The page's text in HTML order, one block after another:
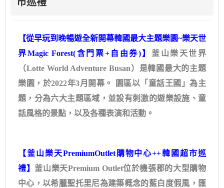
【從早玩到晚暢遊全新開幕韓國最大主題樂園~樂天世
界Magic Forest(含門票+自由券)】釜山樂天世界
（Lotte World Adventure Busan）是韓國最大的主題
樂園，於2022年3月開幕。 園區以「童話王國」為主
題，分為六大主題區域，並設有刺激的遊樂設施、童
話風格的景點，以及各種表演和活動。
【釜山樂天PremiumOutlet購物中心++韓國超市巡
禮】釜山樂天Premium Outlet位於機張郡的大型購物
中心，以希臘聖托里尼為建築概念的藍白度假風，匯